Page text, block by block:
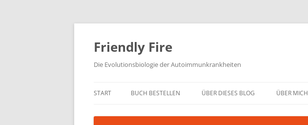
Zum
springen
Friendly Fire
Die Evolutionsbiologie der Autoimmunkrankheiten
START BUCH BESTELLEN ÜBER DIESES BLOG ÜBER MICH